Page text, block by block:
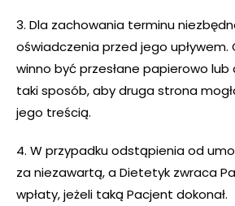
3. Dla zachowania terminu
oświadczenia przed jego upływem.
winno być przesłane papierowo
taki sposób, aby druga strona
jego treścią.
4. W przypadku odstąpienia od
za niezawartą, a Dietetyk zwraca
wpłaty, jeżeli taką Pacjent dokonał.